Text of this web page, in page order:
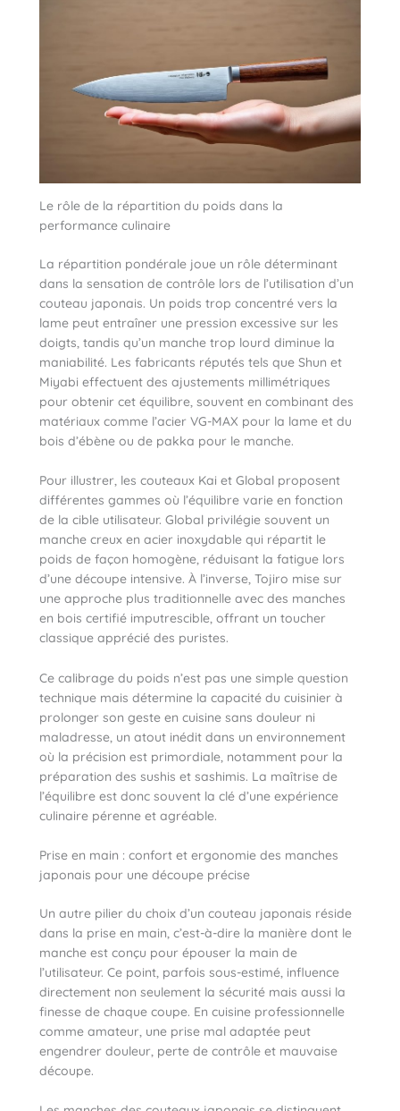
Le rôle de la répartition du poids dans la
performance culinaire
La répartition pondérale joue un rôle déterminant
dans la sensation de contrôle lors de l’utilisation d’un
couteau japonais. Un poids trop concentré vers la
lame peut entraîner une pression excessive sur les
doigts, tandis qu’un manche trop lourd diminue la
maniabilité. Les fabricants réputés tels que Shun et
Miyabi effectuent des ajustements millimétriques
pour obtenir cet équilibre, souvent en combinant des
matériaux comme l’acier VG-MAX pour la lame et du
bois d’ébène ou de pakka pour le manche.
Pour illustrer, les couteaux Kai et Global proposent
différentes gammes où l’équilibre varie en fonction
de la cible utilisateur. Global privilégie souvent un
manche creux en acier inoxydable qui répartit le
poids de façon homogène, réduisant la fatigue lors
d’une découpe intensive. À l’inverse, Tojiro mise sur
une approche plus traditionnelle avec des manches
en bois certifié imputrescible, offrant un toucher
classique apprécié des puristes.
Ce calibrage du poids n’est pas une simple question
technique mais détermine la capacité du cuisinier à
prolonger son geste en cuisine sans douleur ni
maladresse, un atout inédit dans un environnement
où la précision est primordiale, notamment pour la
préparation des sushis et sashimis. La maîtrise de
l’équilibre est donc souvent la clé d’une expérience
culinaire pérenne et agréable.
Prise en main : confort et ergonomie des manches
japonais pour une découpe précise
Un autre pilier du choix d’un couteau japonais réside
dans la prise en main, c’est-à-dire la manière dont le
manche est conçu pour épouser la main de
l’utilisateur. Ce point, parfois sous-estimé, influence
directement non seulement la sécurité mais aussi la
finesse de chaque coupe. En cuisine professionnelle
comme amateur, une prise mal adaptée peut
engendrer douleur, perte de contrôle et mauvaise
découpe.